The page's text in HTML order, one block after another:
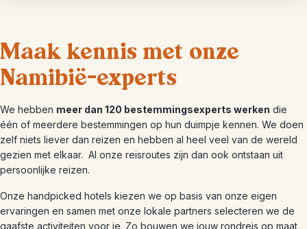
Maak kennis met onze
Namibië-experts
We hebben meer dan 120 bestemmingsexperts werken die
één of meerdere bestemmingen op hun duimpje kennen. We doen
zelf niets liever dan reizen en hebben al heel veel van de wereld
gezien met elkaar. Al onze reisroutes zijn dan ook ontstaan uit
persoonlijke reizen.
Onze handpicked hotels kiezen we op basis van onze eigen
ervaringen en samen met onze lokale partners selecteren we de
gaafste activiteiten voor je. Zo bouwen we jouw rondreis op maat